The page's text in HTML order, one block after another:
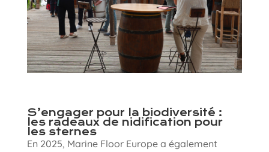
S’engager pour la biodiversité :
les radeaux de nidification pour
les sternes
En 2025, Marine Floor Europe a également